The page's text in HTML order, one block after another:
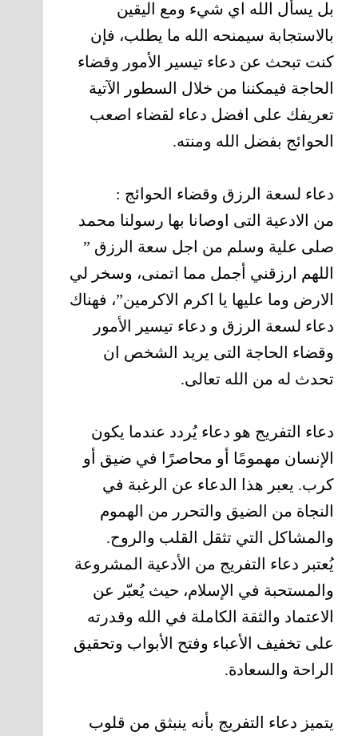
بل يسأل الله اي شيء ومع اليقين
بالاستجابة سيمنحه الله ما يطلب، فإن
كنت تبحث عن دعاء تيسير الأمور وقضاء
الحاجة فيمكننا من خلال السطور الآتية
تعريفك على افضل دعاء لقضاء اصعب
الحوائج بفضل الله ومنته.
دعاء لسعة الرزق وقضاء الحوائج :
من الادعية التى اوصانا بها رسولنا محمد
صلى علية وسلم من اجل سعة الرزق ”
اللهم ارزقني أجمل مما اتمنى، وسخر لي
الارض وما عليها يا اكرم الاكرمين”، فهناك
دعاء لسعة الرزق و دعاء تيسير الأمور
وقضاء الحاجة التى يريد الشخص ان
تحدث له من الله تعالى.
دعاء التفريج هو دعاء يُردد عندما يكون
الإنسان مهمومًا أو محاصرًا في ضيق أو
كرب. يعبر هذا الدعاء عن الرغبة في
النجاة من الضيق والتحرر من الهموم
والمشاكل التي تثقل القلب والروح.
يُعتبر دعاء التفريج من الأدعية المشروعة
والمستحبة في الإسلام، حيث يُعبّر عن
الاعتماد والثقة الكاملة في الله وقدرته
على تخفيف الأعباء وفتح الأبواب وتحقيق
الراحة والسعادة.
يتميز دعاء التفريج بأنه ينبثق من قلوب